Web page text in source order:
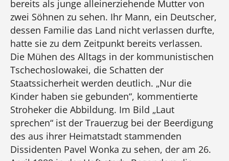
bereits als junge alleinerziehende Mutter von
zwei Söhnen zu sehen. Ihr Mann, ein Deutscher,
dessen Familie das Land nicht verlassen durfte,
hatte sie zu dem Zeitpunkt bereits verlassen.
Die Mühen des Alltags in der kommunistischen
Tschechoslowakei, die Schatten der
Staatssicherheit werden deutlich. „Nur die
Kinder haben sie gebunden“, kommentierte
Stroheker die Abbildung. Im Bild „Laut
sprechen“ ist der Trauerzug bei der Beerdigung
des aus ihrer Heimatstadt stammenden
Dissidenten Pavel Wonka zu sehen, der am 26.